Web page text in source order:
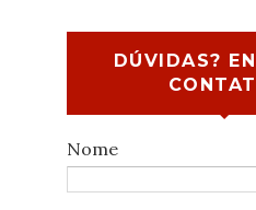
DÚVIDAS?
Nome